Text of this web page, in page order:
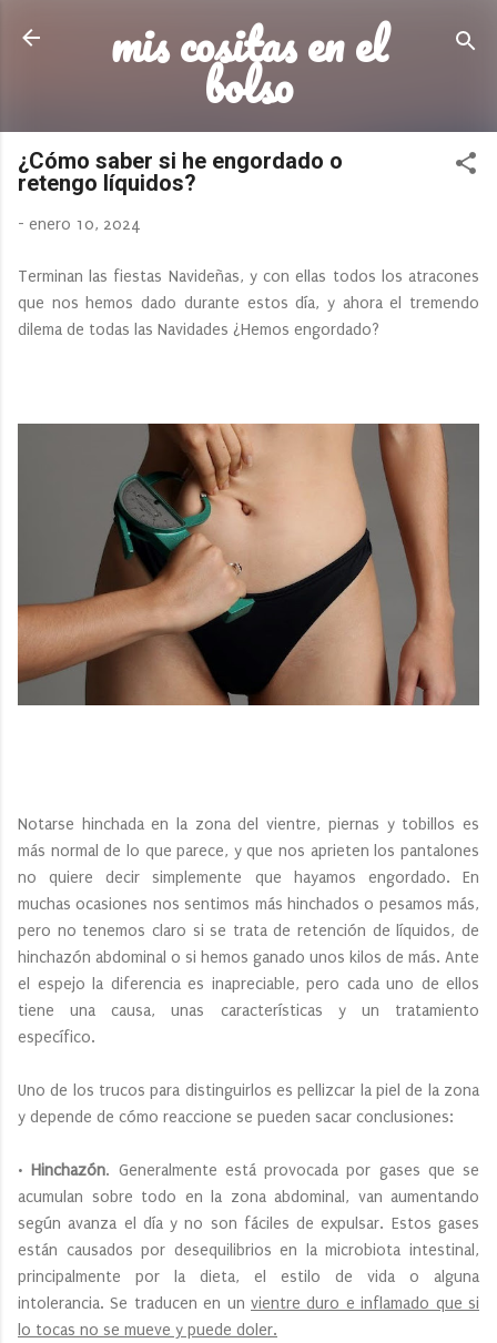
Ir al contenido principal
mis cositas en el
bolso
¿Cómo saber si he engordado o
retengo líquidos?
- enero 10, 2024
Terminan las fiestas Navideñas, y con ellas todos los atracones
que nos hemos dado durante estos día, y ahora el tremendo
dilema de todas las Navidades ¿Hemos engordado?
Notarse hinchada en la zona del vientre, piernas y tobillos es
más normal de lo que parece, y que nos aprieten los pantalones
no quiere decir simplemente que hayamos engordado. En
muchas ocasiones nos sentimos más hinchados o pesamos más,
pero no tenemos claro si se trata de retención de líquidos, de
hinchazón abdominal o si hemos ganado unos kilos de más. Ante
el espejo la diferencia es inapreciable, pero cada uno de ellos
tiene una causa, unas características y un tratamiento
específico.
Uno de los trucos para distinguirlos es pellizcar la piel de la zona
y depende de cómo reaccione se pueden sacar conclusiones:
• Hinchazón. Generalmente está provocada por gases que se
acumulan sobre todo en la zona abdominal, van aumentando
según avanza el día y no son fáciles de expulsar. Estos gases
están causados por desequilibrios en la microbiota intestinal,
principalmente por la dieta, el estilo de vida o alguna
intolerancia. Se traducen en un vientre duro e inflamado que si
lo tocas no se mueve y puede doler.